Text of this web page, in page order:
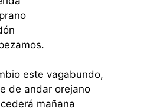
este vagabundo,
de andar orejano
mañana